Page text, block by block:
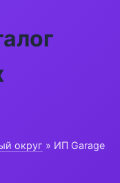
округ » ИП Garage